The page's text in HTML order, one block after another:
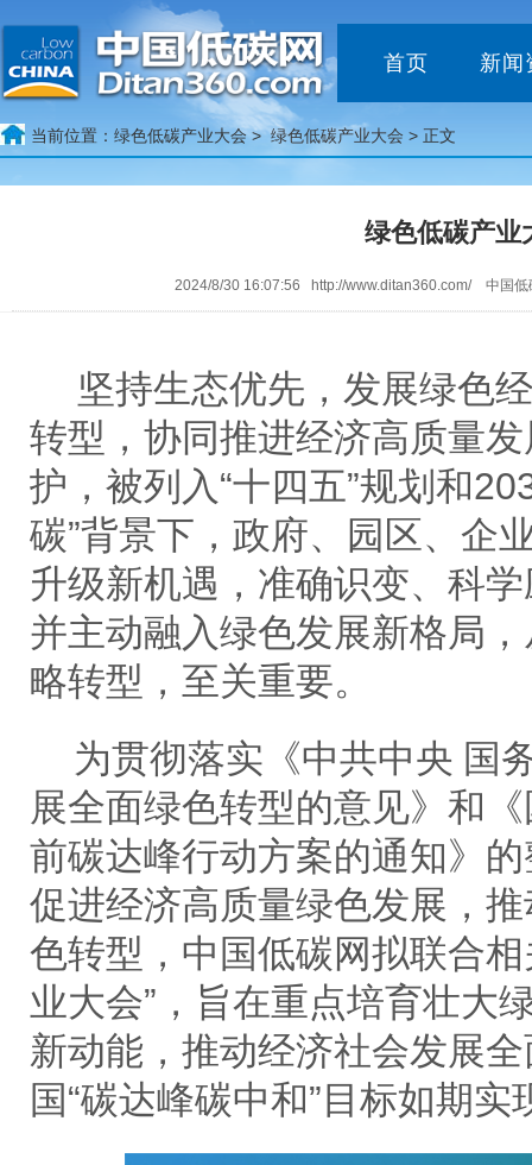
首页 新闻
当前位置： 绿色低碳产业大会 > 绿色低碳产业大会 > 正文
绿色低碳产业
2024/8/30 16:07:56 http://www.ditan360.com/ 中国
坚持生态优先，发展绿色
转型，协同推进经济高质量
护，被列入“十四五”规划和
碳”背景下，政府、园区、企
升级新机遇，准确识变、科
并主动融入绿色发展新格局
略转型，至关重要。
为贯彻落实《中共中央 国
展全面绿色转型的意见》和
前碳达峰行动方案的通知》
促进经济高质量绿色发展，
色转型，中国低碳网拟联合
业大会”，旨在重点培育壮大
新动能，推动经济社会发展
国“碳达峰碳中和”目标如期实